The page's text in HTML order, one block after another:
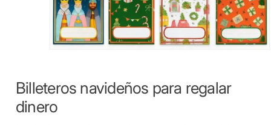
Billeteros navideños para regalar
dinero